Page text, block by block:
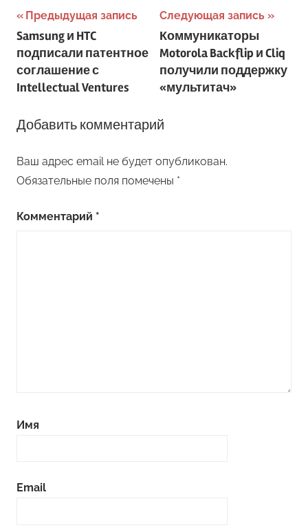
Навигация
по
записям
Предыдущая запись
Samsung и HTC
подписали патентное
соглашение с
Intellectual Ventures
Следующая запись
Коммуникаторы
Motorola Backflip и Cliq
получили поддержку
«мультитач»
Добавить комментарий
Ваш адрес email не будет опубликован.
Обязательные поля помечены *
Комментарий *
Имя
Email